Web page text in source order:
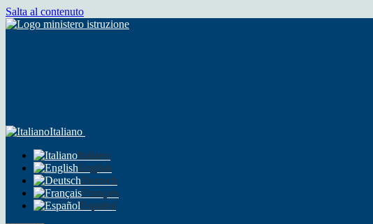
Salta al contenuto
Italiano
Italiano
English
Deutsch
Français
Español